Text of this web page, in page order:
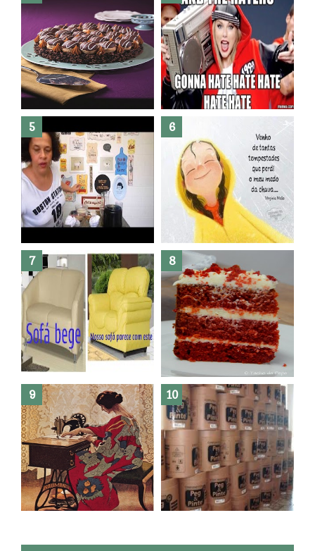
Banheiro novo por menos de
R$300,00 ?? E sem quebra
quebra ??( Editado)
Posso congelar bolo ??
Dez bolos pra fazer antes de
morrer !
Haters, como surgiram?
O medo que habita em nós.
Reforma do sofá, agora é em
patchwork!
The Red Velvet !!! O Perfeito